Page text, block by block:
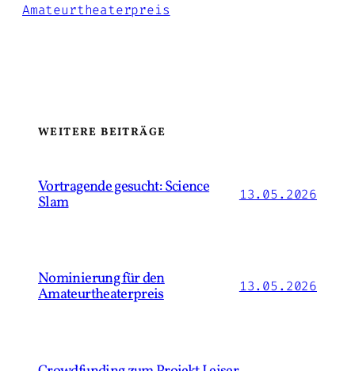
Amateurtheaterpreis
WEITERE BEITRÄGE
Vortragende gesucht: Science
Slam 13.05.2026
Nominierung für den
Amateurtheaterpreis 13.05.2026